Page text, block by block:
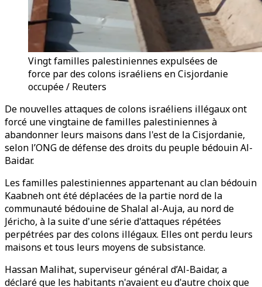
Vingt familles palestiniennes expulsées de
force par des colons israéliens en Cisjordanie
occupée / Reuters
De nouvelles attaques de colons israéliens illégaux ont
forcé une vingtaine de familles palestiniennes à
abandonner leurs maisons dans l'est de la Cisjordanie,
selon l’ONG de défense des droits du peuple bédouin Al-
Baidar.
Les familles palestiniennes appartenant au clan bédouin
Kaabneh ont été déplacées de la partie nord de la
communauté bédouine de Shalal al-Auja, au nord de
Jéricho, à la suite d'une série d'attaques répétées
perpétrées par des colons illégaux. Elles ont perdu leurs
maisons et tous leurs moyens de subsistance.
Hassan Malihat, superviseur général d’Al-Baidar, a
déclaré que les habitants n'avaient eu d'autre choix que